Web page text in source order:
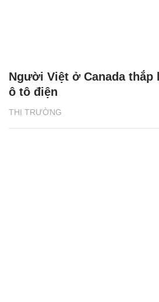
THỊ TRƯỜNG
Người Việt ở Canada
ô tô điện